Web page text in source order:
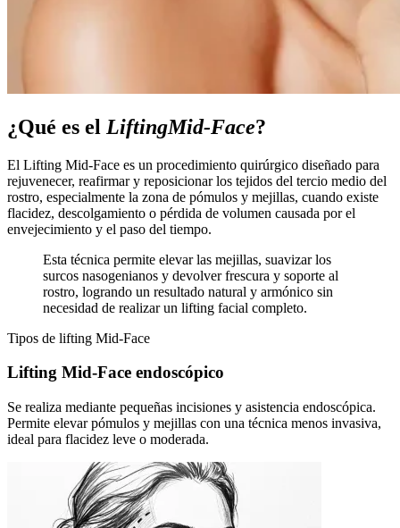
¿Qué es el LiftingMid-Face?
El Lifting Mid-Face es un procedimiento quirúrgico diseñado para
rejuvenecer, reafirmar y reposicionar los tejidos del tercio medio del
rostro, especialmente la zona de pómulos y mejillas, cuando existe
flacidez, descolgamiento o pérdida de volumen causada por el
envejecimiento y el paso del tiempo.
Esta técnica permite elevar las mejillas, suavizar los
surcos nasogenianos y devolver frescura y soporte al
rostro, logrando un resultado natural y armónico sin
necesidad de realizar un lifting facial completo.
Tipos de lifting Mid-Face
Lifting Mid-Face endoscópico
Se realiza mediante pequeñas incisiones y asistencia endoscópica.
Permite elevar pómulos y mejillas con una técnica menos invasiva,
ideal para flacidez leve o moderada.